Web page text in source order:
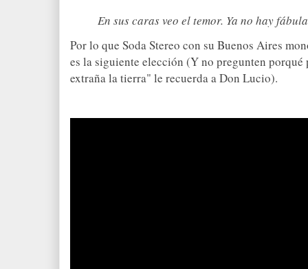
En sus caras veo el temor. Ya no hay
Por lo que Soda Stereo con su Buenos Aires
es la siguiente elección (Y no pregunten
extraña la tierra" le recuerda a Don Lucio).